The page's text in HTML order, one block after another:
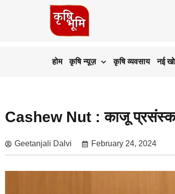
होम कृषि न्यूज़ कृषि व्यवसाय नई
Cashew Nut : काजू
Geetanjali Dalvi February 24, 2024